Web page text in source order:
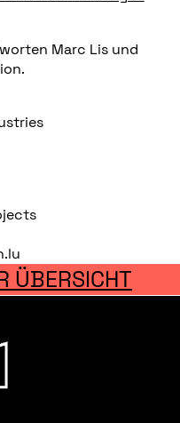
Marc Lis und
ÜBERSICHT